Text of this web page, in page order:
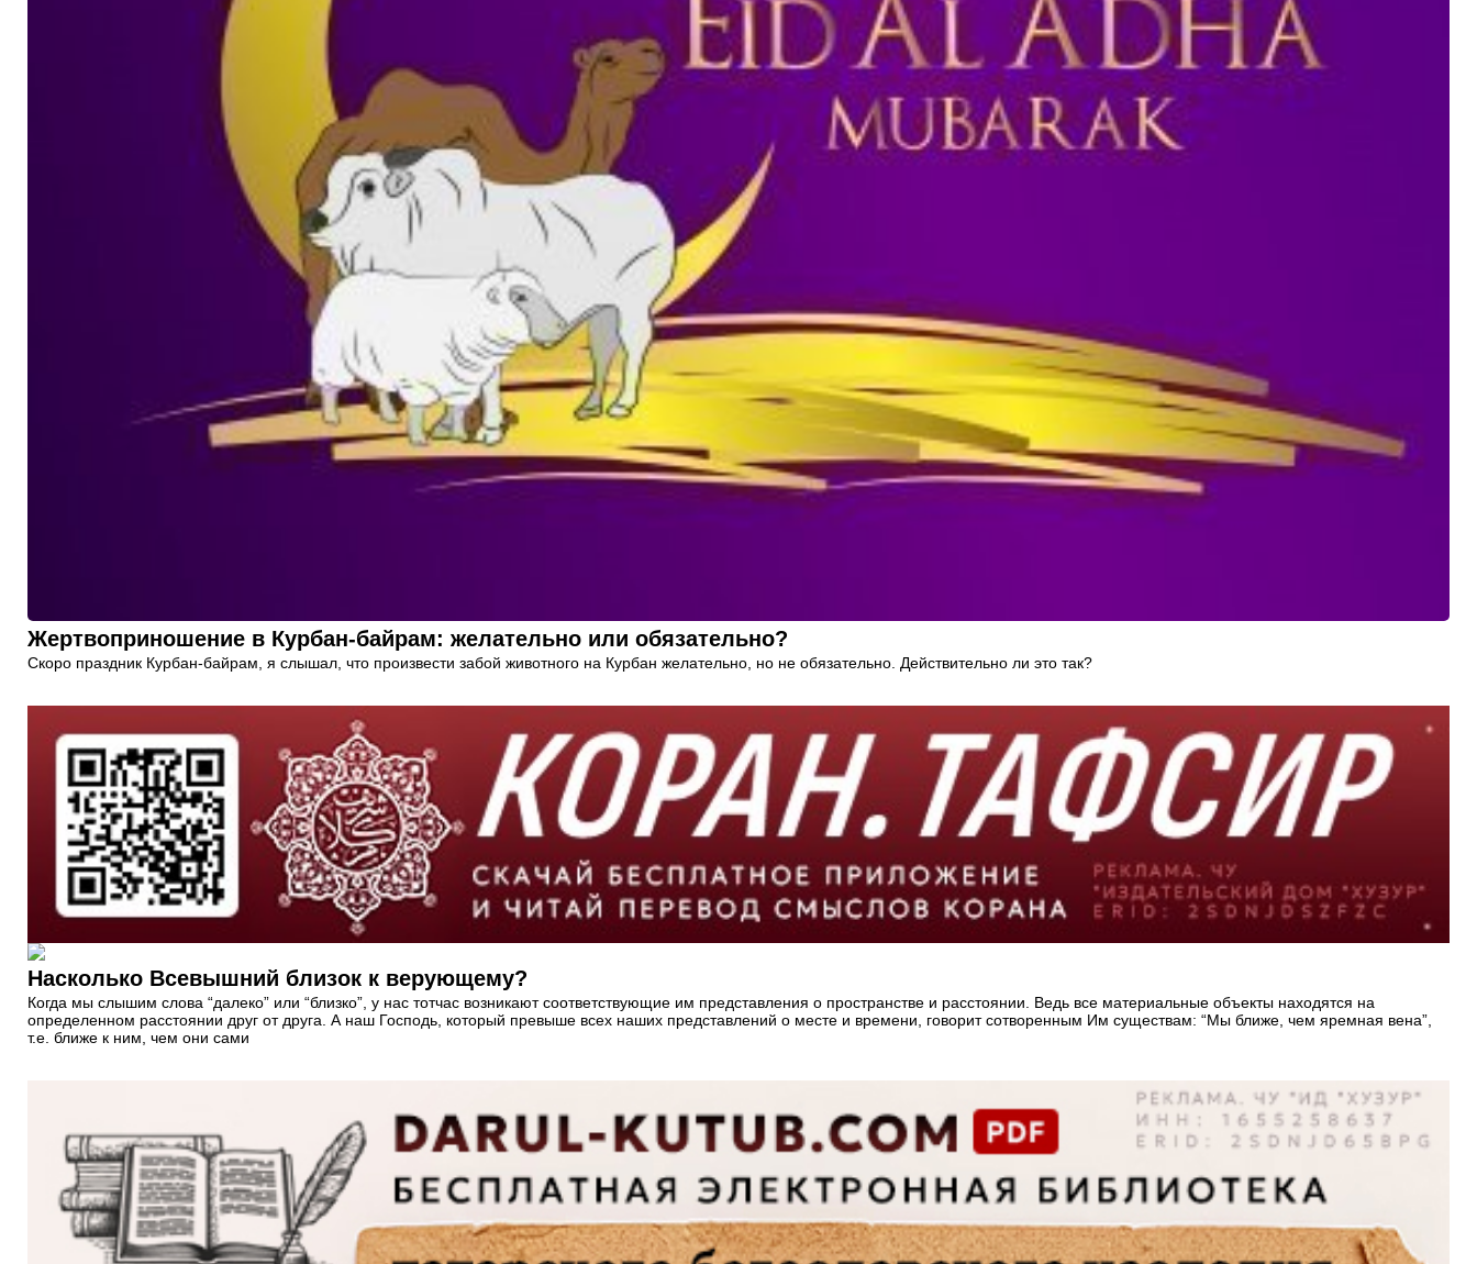
Жертвоприношение в Курбан-байрам: желательно или обязательно?
Скоро праздник Курбан-байрам, я слышал, что произвести забой животного на Курбан желательно, но не обязательно. Действительно ли это так?
Насколько Всевышний близок к верующему?
Когда мы слышим слова “далеко” или “близко”, у нас тотчас возникают соответствующие им представления о пространстве и расстоянии. Ведь все материальные объекты находятся на
определенном расстоянии друг от друга. А наш Господь, который превыше всех наших представлений о месте и времени, говорит сотворенным Им существам: “Мы ближе, чем яремная вена”,
т.е. ближе к ним, чем они сами